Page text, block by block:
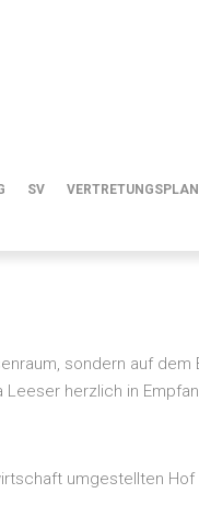
SV VERTRETUNGSPLAN
sondern auf dem
Leeser herzlich in
umgestellten Hof